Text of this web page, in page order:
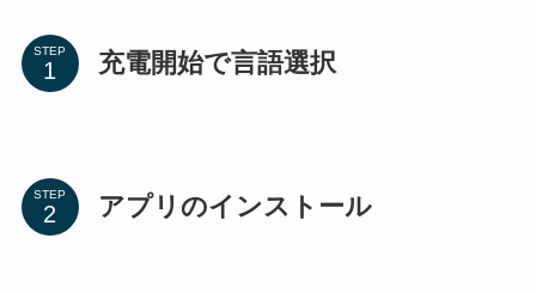
STEP 充電開始で言語選択
STEP アプリのインストール